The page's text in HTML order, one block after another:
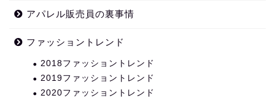
アパレル販売員の裏事情
ファッショントレンド
2018ファッショントレンド
2019ファッショントレンド
2020ファッショントレンド